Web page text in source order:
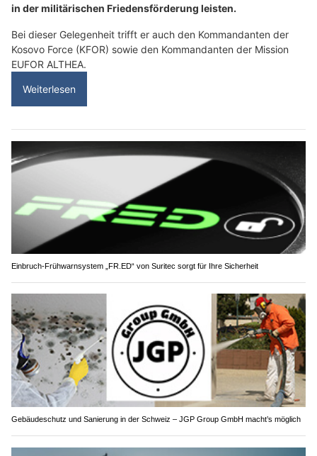
in der militärischen Friedensförderung leisten.
Bei dieser Gelegenheit trifft er auch den Kommandanten der
Kosovo Force (KFOR) sowie den Kommandanten der Mission
EUFOR ALTHEA.
Weiterlesen
Einbruch-Frühwarnsystem „FR.ED“ von Suritec sorgt für Ihre Sicherheit
Gebäudeschutz und Sanierung in der Schweiz – JGP Group GmbH macht’s möglich